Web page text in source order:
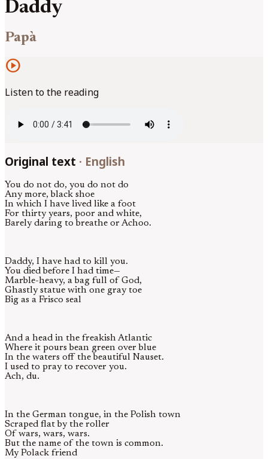
Daddy
Papà
play_circle
Listen to the reading
Original text · English
You do not do, you do not do
Any more, black shoe
In which I have lived like a foot
For thirty years, poor and white,
Barely daring to breathe or Achoo.
Daddy, I have had to kill you.
You died before I had time—
Marble-heavy, a bag full of God,
Ghastly statue with one gray toe
Big as a Frisco seal
And a head in the freakish Atlantic
Where it pours bean green over blue
In the waters off the beautiful Nauset.
I used to pray to recover you.
Ach, du.
In the German tongue, in the Polish town
Scraped flat by the roller
Of wars, wars, wars.
But the name of the town is common.
My Polack friend